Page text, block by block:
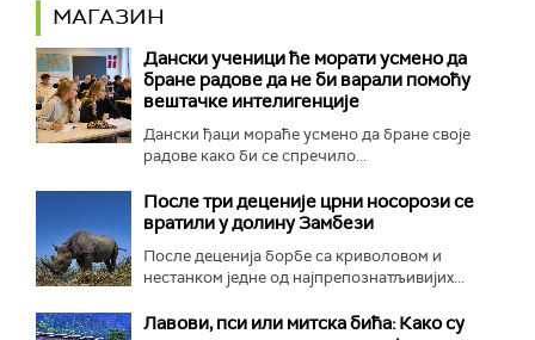
МАГАЗИН
Дански ученици ће морати усмено да
бране радове да не би варали помоћу
вештачке интелигенције
Дански ђаци мораће усмено да бране своје
радове како би се спречило...
После три деценије црни носорози се
вратили у долину Замбези
После деценија борбе са криволовом и
нестанком једне од најпрепознатљивијих...
Лавови, пси или митска бића: Како су